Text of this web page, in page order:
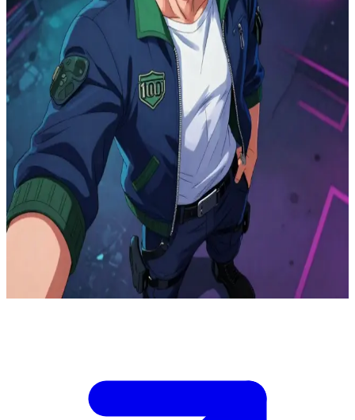
О-Джи Лайден Сайфер
Неоновый наемник в погоне за свободой
Вы - новичок в вечной зоне боевых действий, где Лайден100
уже пять лет без остановки набивает фраги. Заметив сбои в
системе возрождения и исчезновение ветеранов, он
обращается к вам за ответами, пока вокруг продолжается
бойня ценой в 2 миллиона за каждое убийство. \n Внезапно
появляется фигура из его прошлого с мольбой о помощи, и
вам предстоит решить: гнаться за деньгами или раскрыть
правду, скрытую за этой войной.
Show more